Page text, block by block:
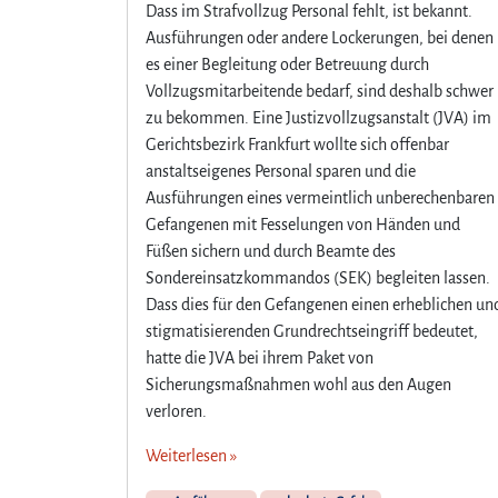
e
c
h
t
s
d
r
i
g
e
S
u
n
Dass im Strafvollzug Personal fehlt, ist bekannt.
Ausführungen oder andere Lockerungen, bei denen
es einer Begleitung oder Betreuung durch
Vollzugsmitarbeitende bedarf, sind deshalb schwer
zu bekommen. Eine Justizvollzugsanstalt (JVA) im
Gerichtsbezirk Frankfurt wollte sich offenbar
anstaltseigenes Personal sparen und die
Ausführungen eines vermeintlich unberechenbaren
Gefangenen mit Fesselungen von Händen und
Füßen sichern und durch Beamte des
Sondereinsatzkommandos (SEK) begleiten lassen.
Dass dies für den Gefangenen einen erheblichen
stigmatisierenden Grundrechtseingriff bedeutet,
hatte die JVA bei ihrem Paket von
Sicherungsmaßnahmen wohl aus den Augen
verloren.
Weiterlesen »